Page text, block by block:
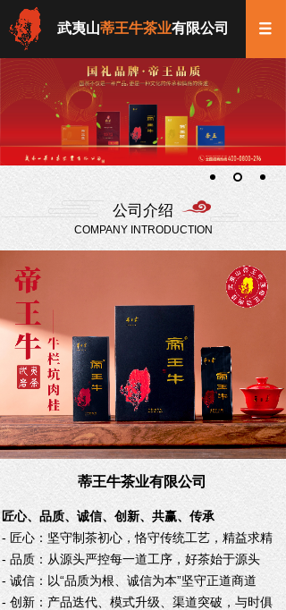
武夷山蒂王牛茶业有限公司
公司介绍
COMPANY INTRODUCTION
蒂王牛茶业有限公司
匠心、品质、诚信、创新、共赢、传承
- 匠心：坚守制茶初心，恪守传统工艺，精益求精
- 品质：从源头严控每一道工序，好茶始于源头
- 诚信：以“品质为根、诚信为本”坚守正道商道
- 创新：产品迭代、模式升级、渠道突破，与时俱